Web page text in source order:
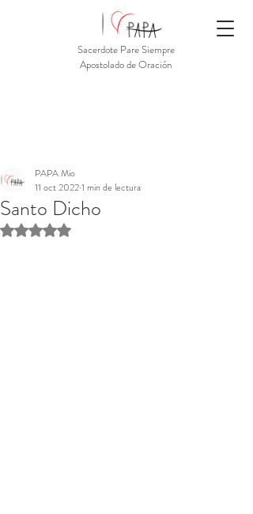
Sacerdote Pare Siempre
Apostolado de Oración
Santo Dicho
PAPA Mio
11 oct 20221 min de lectura
Obtuvo NaN de 5 estrellas.